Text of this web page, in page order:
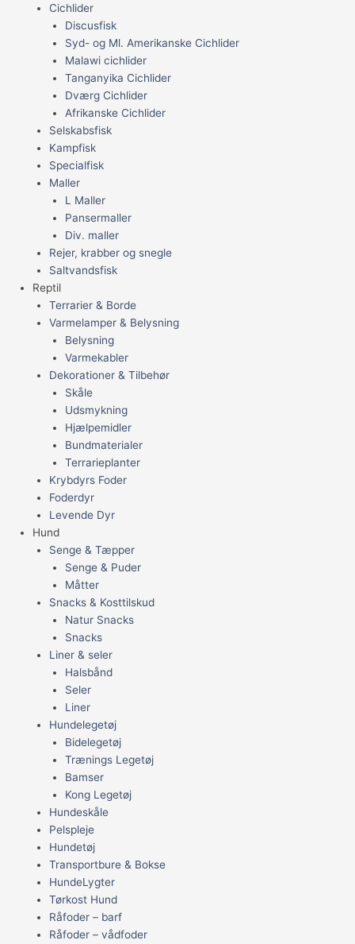
Cichlider
Discusfisk
Syd- og Ml. Amerikanske Cichlider
Malawi cichlider
Tanganyika Cichlider
Dværg Cichlider
Afrikanske Cichlider
Selskabsfisk
Kampfisk
Specialfisk
Maller
L Maller
Pansermaller
Div. maller
Rejer, krabber og snegle
Saltvandsfisk
Reptil
Terrarier & Borde
Varmelamper & Belysning
Belysning
Varmekabler
Dekorationer & Tilbehør
Skåle
Udsmykning
Hjælpemidler
Bundmaterialer
Terrarieplanter
Krybdyrs Foder
Foderdyr
Levende Dyr
Hund
Senge & Tæpper
Senge & Puder
Måtter
Snacks & Kosttilskud
Natur Snacks
Snacks
Liner & seler
Halsbånd
Seler
Liner
Hundelegetøj
Bidelegetøj
Trænings Legetøj
Bamser
Kong Legetøj
Hundeskåle
Pelspleje
Hundetøj
Transportbure & Bokse
HundeLygter
Tørkost Hund
Råfoder – barf
Råfoder – vådfoder